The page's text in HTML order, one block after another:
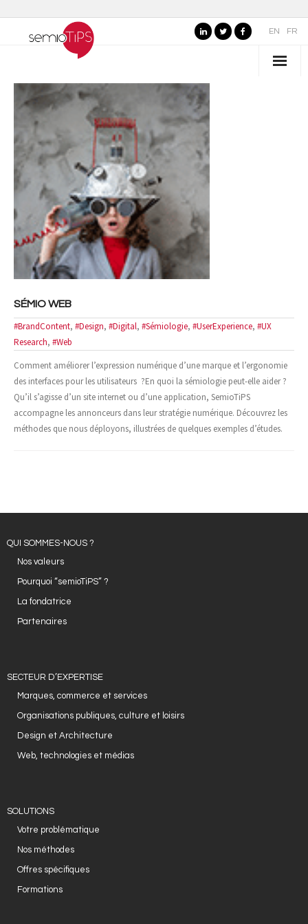
FR
EN
QUI SOMMES-NOUS ?
- Nos valeurs
- Pourquoi "semioTiPS" ?
- La fondatrice
- Partenaires
SECTEURS D’EXPERTISE
- Marques, commerce et services
- Organisations publiques, culture et loisirs
- Design et Architecture
- Web, technologies et médias
SOLUTIONS
- Votre problématique
- Formations
ACTUS ET PUBLICATIONS
- Événements
- Publications
NOUS CONTACTER
SÉMIO WEB
#BrandContent, #Design, #Digital, #Sémiologie, #UserExperience, #UX
Research, #Web
Comment améliorer l’expression numérique d’une marque et l’ergonomie
des interfaces pour les utilisateurs ?En quoi la sémiologie peut-elle aider ?
Qu’il s’agisse d’un site internet ou d’une application, SemioTiPS
accompagne les annonceurs dans leur stratégie numérique. Découvrez les
méthodes que nous déployons, illustrées de quelques exemples d’études.
QUI SOMMES-NOUS ?
Nos valeurs
Pourquoi “semioTiPS” ?
La fondatrice
Partenaires
SECTEUR D’EXPERTISE
Marques, commerce et services
Organisations publiques, culture et loisirs
Design et Architecture
Web, technologies et médias
SOLUTIONS
Votre problématique
Nos méthodes
Offres spécifiques
Formations